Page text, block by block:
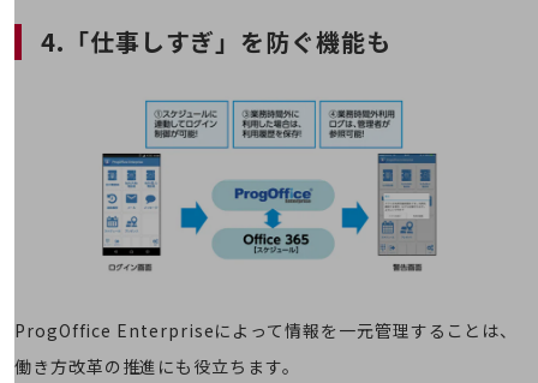
リモート・ハイブリッドワーク
その他のお悩みはこちら
業界から見つける
業界から見つけるTOP
小売・卸売業
建設業
4.「仕事しすぎ」を防ぐ機能も
ProgOffice Enterpriseによって情報を一元管理することは、
働き方改革の推進にも役立ちます。